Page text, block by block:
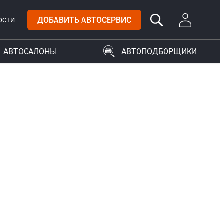
ДОБАВИТЬ АВТОСЕРВИС
АВТОСАЛОНЫ АВТОПОДБОРЩИКИ